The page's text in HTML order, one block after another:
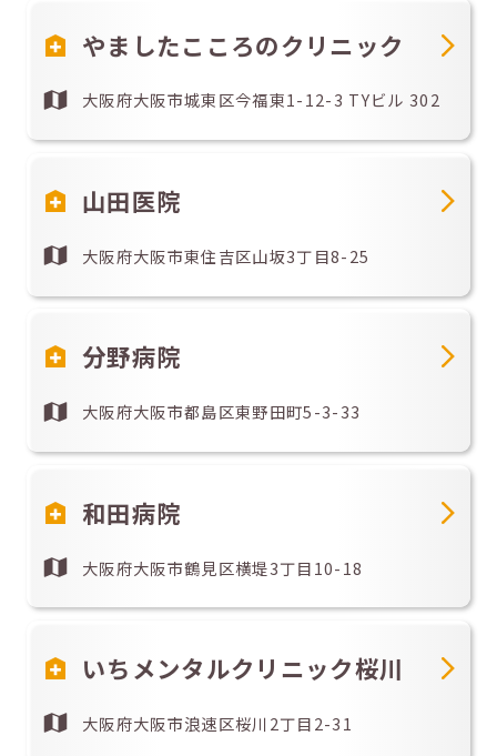
やましたこころのクリニック
大阪府大阪市城東区今福東1-12-3 TYビル 302
山田医院
大阪府大阪市東住吉区山坂3丁目8-25
分野病院
大阪府大阪市都島区東野田町5-3-33
和田病院
大阪府大阪市鶴見区横堤3丁目10-18
いちメンタルクリニック桜川
大阪府大阪市浪速区桜川2丁目2-31